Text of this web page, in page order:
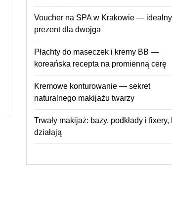
Voucher na SPA w Krakowie — idealny
prezent dla dwojga
Płachty do maseczek i kremy BB —
koreańska recepta na promienną cerę
Kremowe konturowanie — sekret
naturalnego makijażu twarzy
Trwały makijaż: bazy, podkłady i fixery,
działają